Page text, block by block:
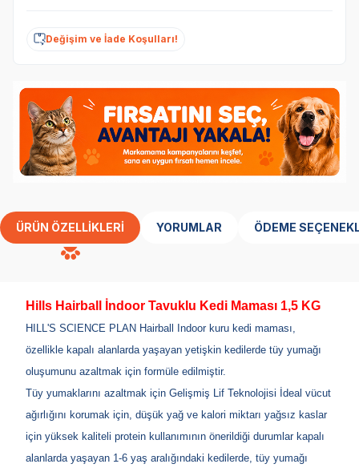
Değişim ve İade Koşulları!
ÜRÜN ÖZELLIKLERI YORUMLAR ÖDEME
Hills Hairball İndoor Tavuklu Kedi Maması 1,5 KG
HILL'S SCIENCE PLAN Hairball Indoor kuru kedi maması,
özellikle kapalı alanlarda yaşayan yetişkin kedilerde tüy yumağı
oluşumunu azaltmak için formüle edilmiştir.
Tüy yumaklarını azaltmak için Gelişmiş Lif Teknolojisi İdeal vücut
ağırlığını korumak için, düşük yağ ve kalori miktarı yağsız kaslar
için yüksek kaliteli protein kullanımının önerildiği durumlar kapalı
alanlarda yaşayan 1-6 yaş aralığındaki kedilerde, tüy yumağı